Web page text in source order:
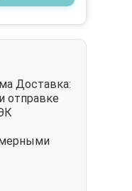
Доставка:
отправке